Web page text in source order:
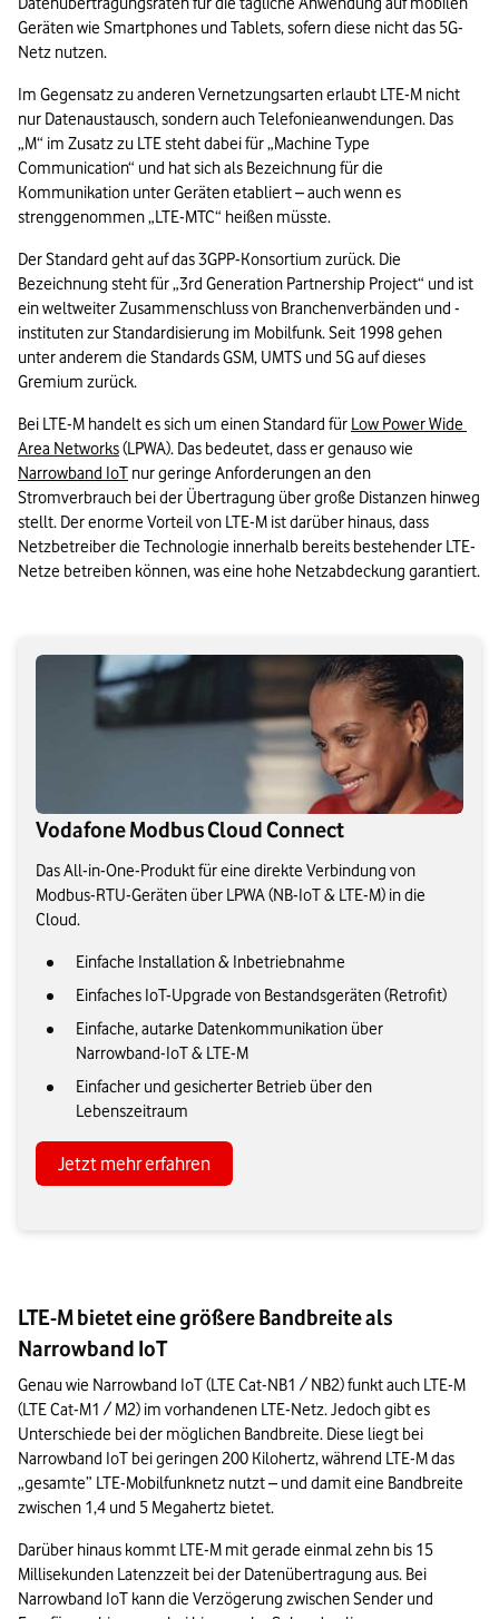
Geräten wie Smartphones und Tablets, sofern diese nicht das 5G-
Netz nutzen.
Im Gegensatz zu anderen Vernetzungsarten erlaubt LTE-M nicht
nur Datenaustausch, sondern auch Telefonieanwendungen. Das
„M“ im Zusatz zu LTE steht dabei für „Machine Type
Communication“ und hat sich als Bezeichnung für die
Kommunikation unter Geräten etabliert – auch wenn es
strenggenommen „LTE-MTC“ heißen müsste.
Der Standard geht auf das 3GPP-Konsortium zurück. Die
Bezeichnung steht für „3rd Generation Partnership Project“ und ist
ein weltweiter Zusammenschluss von Branchenverbänden und -
instituten zur Standardisierung im Mobilfunk. Seit 1998 gehen
unter anderem die Standards GSM, UMTS und 5G auf dieses
Gremium zurück.
Bei LTE-M handelt es sich um einen Standard für Low Power Wide
Area Networks
Narrowband IoT nur geringe Anforderungen an den
Stromverbrauch bei der Übertragung über große Distanzen hinweg
stellt. Der enorme Vorteil von LTE-M ist darüber hinaus, dass
Netzbetreiber die Technologie innerhalb bereits bestehender LTE-
Netze betreiben können, was eine hohe Netzabdeckung garantiert.
Vodafone Modbus Cloud Connect
Das All-in-One-Produkt für eine direkte Verbindung von
Modbus-RTU-Geräten über LPWA (NB-IoT & LTE-M) in die
Cloud.
Einfache Installation & Inbetriebnahme
Einfaches IoT-Upgrade von Bestandsgeräten (Retrofit)
Einfache, autarke Datenkommunikation über
Narrowband-IoT & LTE-M
Einfacher und gesicherter Betrieb über den
Lebenszeitraum
Jetzt mehr erfahren
LTE-M bietet eine größere Bandbreite als
Narrowband IoT
Genau wie Narrowband IoT (LTE Cat-NB1 / NB2) funkt auch LTE-M
(LTE Cat-M1 / M2) im vorhandenen LTE-Netz. Jedoch gibt es
Unterschiede bei der möglichen Bandbreite. Diese liegt bei
Narrowband IoT bei geringen 200 Kilohertz, während LTE-M das
„gesamte” LTE-Mobilfunknetz nutzt – und damit eine Bandbreite
zwischen 1,4 und 5 Megahertz bietet.
Darüber hinaus kommt LTE-M mit gerade einmal zehn bis 15
Millisekunden Latenzzeit bei der Datenübertragung aus. Bei
Narrowband IoT kann die Verzögerung zwischen Sender und